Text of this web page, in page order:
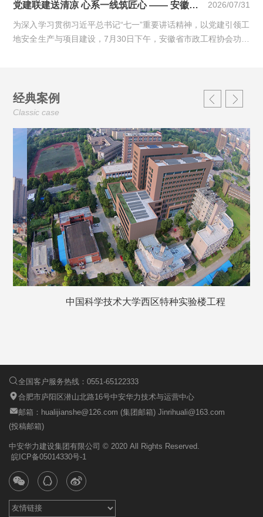
党建联建送清凉 心系一线筑匠心 —— 安徽省市政工程协会功能型党支部与中安华力开展夏日送清凉暨党建联建活动 2026/07/31
为深入学习贯彻习近平总书记“七一”重要讲话精神，以党建引领工
地安全生产与项目建设，7月30日下午，安徽省市政工程协会功能
经典案例
Classic case
中国科学技术大学西区特种实验楼工程
全国客户服务热线：0551-65122333
合肥市庐阳区潜山北路16号中安华力技术与运营中心
邮箱：hualijianshe@126.com (集团邮箱) Jinrihuali@163.com
(投稿邮箱)
中安华力建设集团有限公司 © 2020 All Rights Reserved.
皖ICP备05014330号-1